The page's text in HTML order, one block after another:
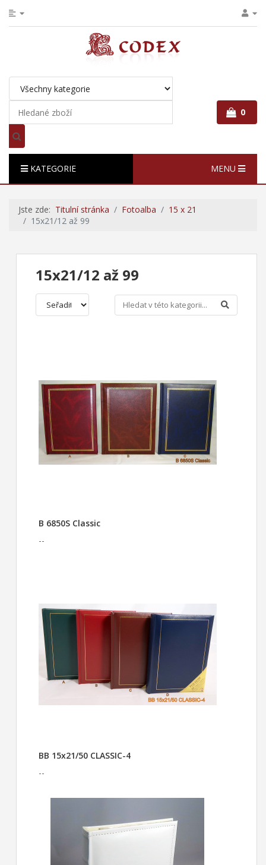
0
KATEGORIE MENU
Jste zde: Titulní stránka Fotoalba
15 x 21
15x21/12 až 99
15x21/12 až 99
B 6850S Classic
--
BB 15x21/50 CLASSIC-4
--